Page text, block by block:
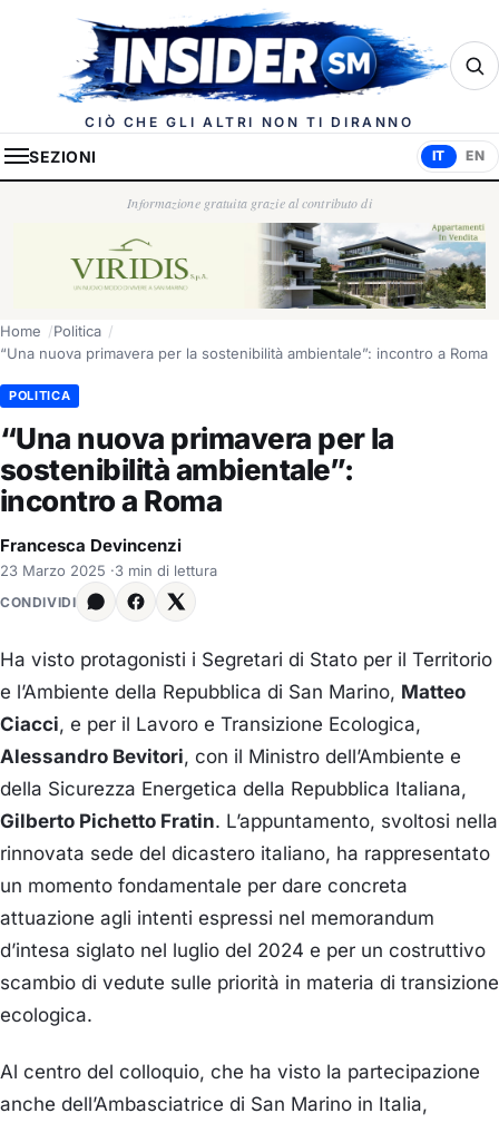
Insider.sm
CIÒ CHE GLI ALTRI NON TI DIRANNO
SEZIONI IT EN
Informazione gratuita grazie al contributo di
Home
Politica
“Una nuova primavera per la sostenibilità ambientale”: incontro a Roma
POLITICA
“Una nuova primavera per la
sostenibilità ambientale”:
incontro a Roma
Francesca Devincenzi
23 Marzo 2025 ·3 min di lettura
CONDIVIDI
Ha visto protagonisti i Segretari di Stato per il Territorio
e l’Ambiente della Repubblica di San Marino, Matteo
Ciacci, e per il Lavoro e Transizione Ecologica,
Alessandro Bevitori, con il Ministro dell’Ambiente e
della Sicurezza Energetica della Repubblica Italiana,
Gilberto Pichetto Fratin. L’appuntamento, svoltosi nella
rinnovata sede del dicastero italiano, ha rappresentato
un momento fondamentale per dare concreta
attuazione agli intenti espressi nel memorandum
d’intesa siglato nel luglio del 2024 e per un costruttivo
scambio di vedute sulle priorità in materia di transizione
ecologica.
Al centro del colloquio, che ha visto la partecipazione
anche dell’Ambasciatrice di San Marino in Italia,